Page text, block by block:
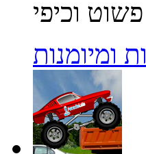
ומיומנות